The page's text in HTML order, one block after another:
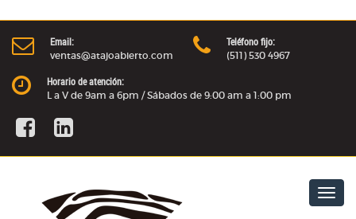
Email:
ventas@atajoabierto.com
Teléfono fijo:
(511) 530 4967
Horario de atención:
L a V de 9am a 6pm / Sábados de 9:00 am a 1:00 pm